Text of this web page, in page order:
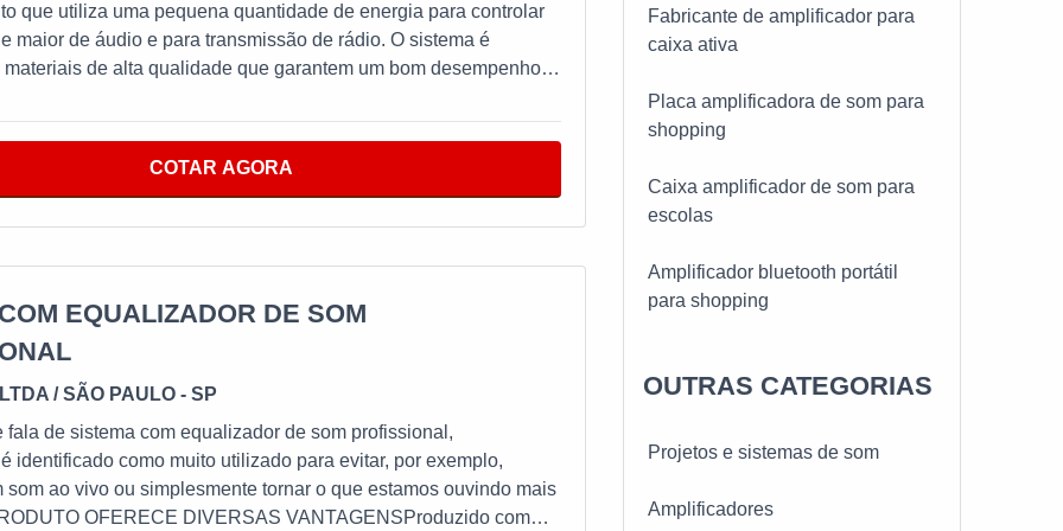
que utiliza uma pequena quantidade de energia para controlar
maior de áudio e para transmissão de rádio. O sistema é
de alta qualidade que garantem um bom desempenho
empresa garante a satisfação dos clientes através de um
como característica da empregabilidade mobilidade,
que torna o uso de grande valia, em vários setores e
é indispensável.Líder em qualidade, a empresa oferece uma
como pré- amplificadores, amplificadores, equalizadores,
e corretiva. AMPLIFICADOR COM EQUALIZADOR DE
na Fine Sound Ltda é possível encontrar o que há de
de construção civil, arquitetura e eletrônica. Fora isso, é
várias formas de contratação e pagamento, conforme
COTAR AGORA
EQUALIZADOR DE SOM
/ SÃO PAULO - SP
fala de sistema com equalizador de som profissional,
identificado como muito utilizado para evitar, por exemplo,
som ao vivo ou simplesmente tornar o que estamos ouvindo mais
OFERECE DIVERSAS VANTAGENSProduzido com
Fabricante de amplificador para
caixa ativa
Placa amplificadora de som para
shopping
Caixa amplificador de som para
escolas
Amplificador bluetooth portátil
para shopping
antigo
Instalação de caixa de som com
OUTRAS CATEGORIAS
Projetos e sistemas de som
Amplificadores